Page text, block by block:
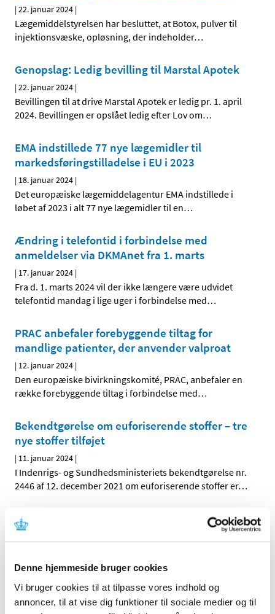
Denne hjemmeside bruger cookies
Vi bruger cookies til at tilpasse vores indhold og
annoncer, til at vise dig funktioner til sociale medier og til
|22. januar 2024 |
Lægemiddelstyrelsen har besluttet, at Botox, pulver til
injektionsvæske, opløsning, der indeholder…
Genopslag: Ledig bevilling til Marstal Apotek
|22. januar 2024 |
Bevillingen til at drive Marstal Apotek er ledig pr. 1. april
2024. Bevillingen er opslået ledig efter Lov om…
EMA indstillede 77 nye lægemidler til
markedsføringstilladelse i EU i 2023
| 18. januar 2024 |
Det europæiske lægemiddelagentur EMA indstillede i
løbet af 2023 i alt 77 nye lægemidler til en…
Ændring i telefontid i forbindelse med
anmeldelser via DKMAnet fra 1. marts
| 17. januar 2024 |
Fra d. 1. marts 2024 vil der ikke længere være udvidet
telefontid mandag i lige uger i forbindelse med…
PRAC anbefaler forebyggende tiltag for
mandlige patienter, der anvender valproat
| 12. januar 2024 |
Den europæiske bivirkningskomité, PRAC, anbefaler en
række forebyggende tiltag i forbindelse med…
Bekendtgørelse om euforiserende stoffer – tre
nye stoffer tilføjet
| 11. januar 2024 |
I Indenrigs- og Sundhedsministeriets bekendtgørelse nr.
2446 af 12. december 2021 om euforiserende stoffer er…
Lægemiddelstyrelsen ændrer struktur for
opkrævning og betaling af årsgebyrer for
|11. januar 2024|
gange årligt. Vi går således væk fra opkrævning af…